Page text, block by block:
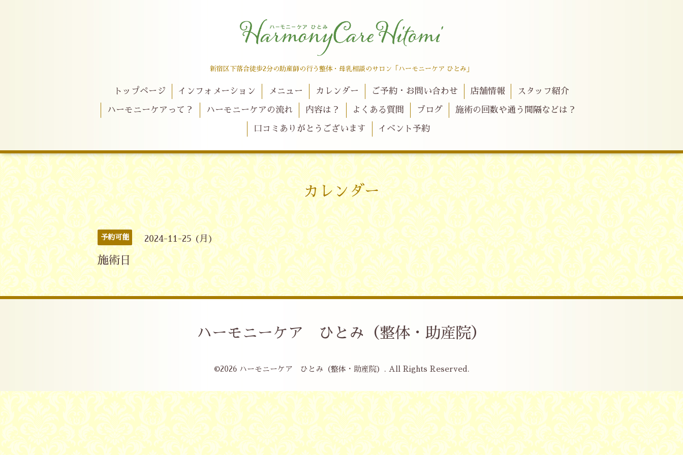
新宿区下落合徒歩2分の助産師の行う整体・母乳相談のサロン「ハーモニーケア ひとみ」
トップページ インフォメーション メニュー カレンダー ご予約・お問い合わせ 店舗情報 スタッフ紹介
ハーモニーケアって？ ハーモニーケアの流れ 内容は？ よくある質問 ブログ 施術の回数や通う間隔などは？
口コミありがとうございます イベント予約
カレンダー
予約可能 2024-11-25 (月)
施術日
ハーモニーケア ひとみ（整体・助産院）
©2026 ハーモニーケア ひとみ（整体・助産院） . All Rights Reserved.